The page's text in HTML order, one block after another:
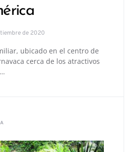
de 2020
ubicado en el centro de
cerca de los atractivos